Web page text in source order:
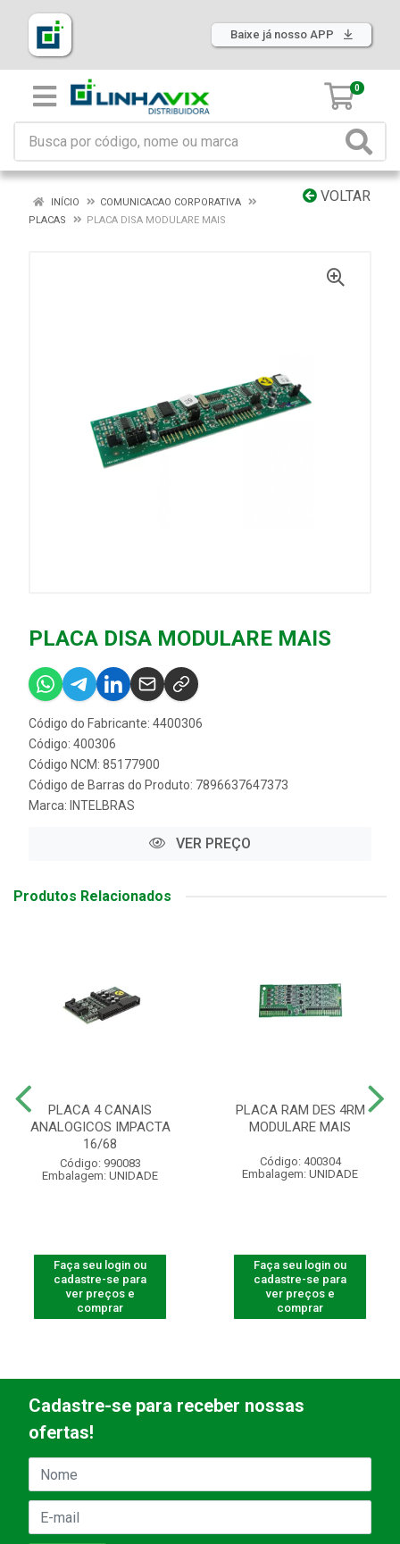
Baixe já nosso APP
0
VOLTAR
INÍCIO
COMUNICACAO CORPORATIVA
PLACAS
PLACA DISA MODULARE MAIS
PLACA DISA MODULARE MAIS
Código do Fabricante: 4400306
Código: 400306
Código NCM: 85177900
Código de Barras do Produto: 7896637647373
Marca: INTELBRAS
VER PREÇO
Produtos Relacionados
PLACA 4 CANAIS
ANALOGICOS IMPACTA
16/68
Código: 990083
Embalagem: UNIDADE
Faça seu login ou
cadastre-se para
ver preços e
comprar
PLACA RAM DES 4RM
MODULARE MAIS
Código: 400304
Embalagem: UNIDADE
Faça seu login ou
cadastre-se para
ver preços e
comprar
Cadastre-se para receber nossas
ofertas!